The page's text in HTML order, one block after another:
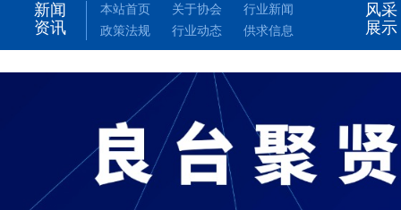
新闻
资讯
本站首页 关于协会
行业新闻
政策法规
行业动态 供求信息
风采
展示